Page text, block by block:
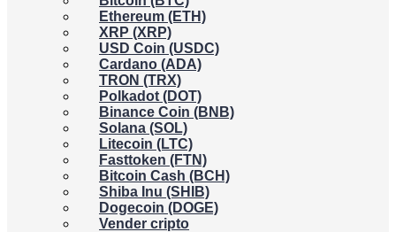
Ethereum (ETH)
XRP (XRP)
USD Coin (USDC)
Cardano (ADA)
TRON (TRX)
Polkadot (DOT)
Binance Coin (BNB)
Solana (SOL)
Litecoin (LTC)
Fasttoken (FTN)
Bitcoin Cash (BCH)
Shiba Inu (SHIB)
Dogecoin (DOGE)
Vender cripto